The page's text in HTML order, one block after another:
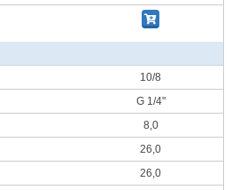
10/8
G 1/4"
8,0
26,0
26,0